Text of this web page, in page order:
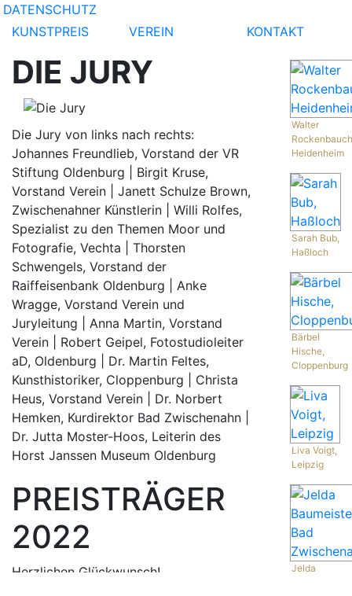
DATENSCHUTZ
KUNSTPREIS
VEREIN KONTAKT
DIE JURY
Die Jury von links nach rechts:
Johannes Freundlieb, Vorstand der VR
Stiftung Oldenburg | Birgit Kruse,
Vorstand Verein | Janett Schulze Brown,
Zwischenahner Künstlerin | Willi Rolfes,
Spezialist zu den Themen Moor und
Fotografie, Vechta | Thorsten
Schwengels, Vorstand der
Raiffeisenbank Oldenburg | Anke
Wragge, Vorstand Verein und
Juryleitung | Anna Martin, Vorstand
Verein | Robert Geipel, Fotostudioleiter
aD, Oldenburg | Dr. Martin Feltes,
Kunsthistoriker, Cloppenburg | Christa
Heus, Vorstand Verein | Dr. Norbert
Hemken, Kurdirektor Bad Zwischenahn |
Dr. Jutta Moster-Hoos, Leiterin des
Horst Janssen Museum Oldenburg
PREISTRÄGER
2022
Herzlichen Glückwunsch!
Walter
Heidenheim
Sarah Bub,
Haßloch
Bärbel
Hische,
Cloppenburg
Liva Voigt,
Leipzig
Jelda